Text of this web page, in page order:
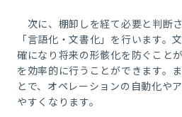
次に、棚卸しを経て必要と判断
「言語化・文書化」を行います。
確になり将来の形骸化を防ぐこと
を効率的に行うことができます。
とで、オペレーションの自動化や
やすくなります。